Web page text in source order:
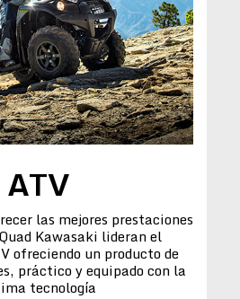
ATV
las mejores prestaciones
Kawasaki lideran el
ofreciendo un producto de
práctico y equipado con la
tecnología